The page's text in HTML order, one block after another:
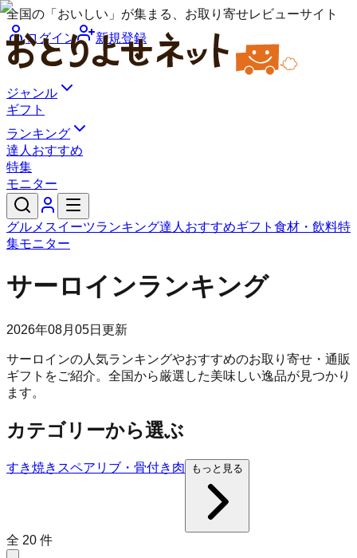
全国の「おいしい」が集まる、お取り寄せレビューサイト
ログイン
新規登録
ジャンル
ギフト
ランキング
達人おすすめ
特集
モニター
グルメ スイーツランキング達人おすすめギフト 食材・飲料特
集モニター
サーロインランキング
2026年08月05日 更新
サーロインの人気ランキングやおすすめのお取り寄せ・通販
ギフトをご紹介。全国から厳選した美味しい逸品が見つかり
ます。
カテゴリーから選ぶ
すき焼き スペアリブ・骨付き肉 もっと見る
全 20 件